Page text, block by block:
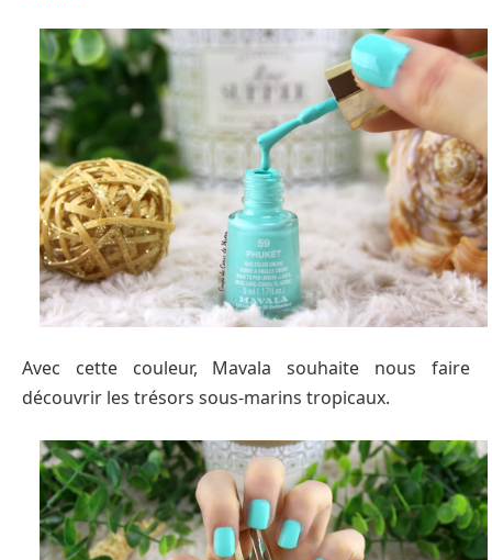
Avec cette couleur, Mavala souhaite nous faire
découvrir les trésors sous-marins tropicaux.